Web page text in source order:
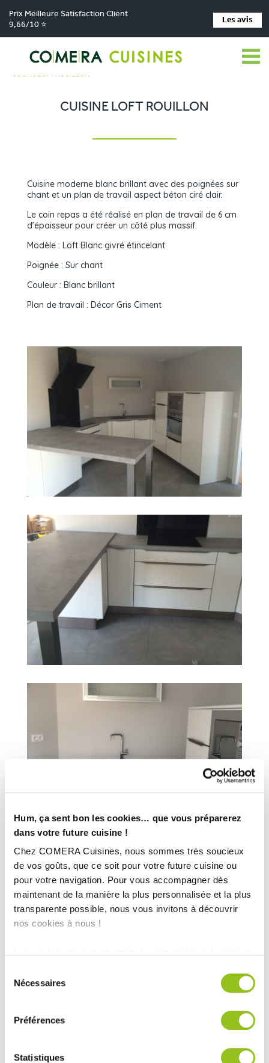
Hum, ça sent bon les cookies… que vous préparerez
dans votre future cuisine !
Chez COMERA Cuisines, nous sommes très soucieux
de vos goûts, que ce soit pour votre future cuisine ou
pour votre navigation. Pour vous accompagner dès
maintenant de la manière la plus personnalisée et la plus
transparente possible, nous vous invitons à découvrir
nos cookies à nous !
médias sociaux et d'analyser notre trafic. Nous
partageons également des informations sur l'utilisation de
notre site avec nos partenaires de médias sociaux, de
publicité et d'analyse, qui peuvent combiner celles-ci
ou qu'ils ont collectées lors de votre utilisation de leurs
Nécessaires
Préférences
Statistiques
Prix Meilleure Satisfaction Client
9,66/10 ⭐
Les avis
Comera Cuisines > Nos magasins de cuisine >
Cuisiniste La Chapelle-Saint-Aubin > Réalisations >
Cuisine LOFT ROUILLON
CUISINE LOFT ROUILLON
Cuisine moderne blanc brillant avec des poignées sur
chant et un plan de travail aspect béton ciré clair.
Le coin repas a été réalisé en plan de travail de 6 cm
d’épaisseur pour créer un côté plus massif.
Modèle : Loft Blanc givré étincelant
Poignée : Sur chant
Couleur : Blanc brillant
Plan de travail : Décor Gris Ciment
INFORMATIONS
TECHNIQUES :
Superficie :12 m²
Année :2015
Magasin :
COMERA Cuisines à la Chapelle Saint-Aubin (72)